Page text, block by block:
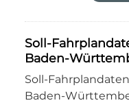
Soll-
Baden-
Soll-
Baden-